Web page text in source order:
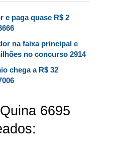
e paga quase R$ 2
na faixa principal e
no concurso 2914
chega a R$ 32
6695